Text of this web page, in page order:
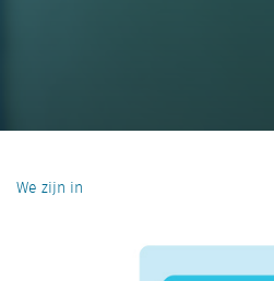
We zijn in